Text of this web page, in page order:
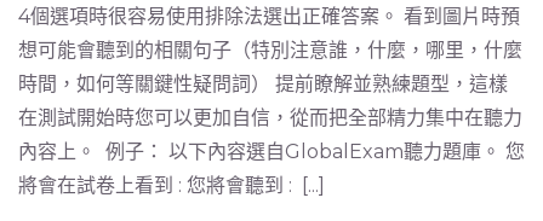
4個選項時很容易使用排除法選出正確答案。 看到圖片時預
想可能會聽到的相關句子（特別注意誰，什麼，哪里，什麼
時間，如何等關鍵性疑問詞） 提前瞭解並熟練題型，這樣
在測試開始時您可以更加自信，從而把全部精力集中在聽力
內容上。 例子： 以下內容選自GlobalExam聽力題庫。 您
將會在試卷上看到 : 您將會聽到 : [...]